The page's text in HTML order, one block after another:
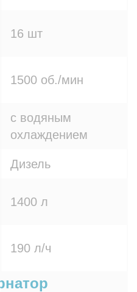
16 шт
1500 об./мин
с водяным
охлаждением
Дизель
1400 л
190 л/ч